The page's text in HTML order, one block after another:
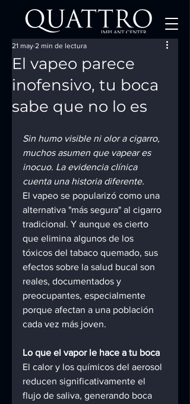
El vapeo parece
inofensivo, tu boca
sabe que no lo es
21 may 2 min de lectura
Sin humo visible ni olor a cigarro,
muchos asumen que vapear es
inocuo. La evidencia clínica
cuenta una historia diferente.
El vapeo se popularizó como una
alternativa "más segura" al cigarro
tradicional. Y aunque es cierto
que elimina algunos de los
tóxicos del tabaco quemado, sus
efectos sobre la salud bucal son
reales, documentados y
preocupantes, especialmente
porque afectan a una población
cada vez más joven.
Lo que el vapor le hace a tu boca
El calor y los químicos del aerosol
reducen significativamente el
flujo de saliva, generando boca